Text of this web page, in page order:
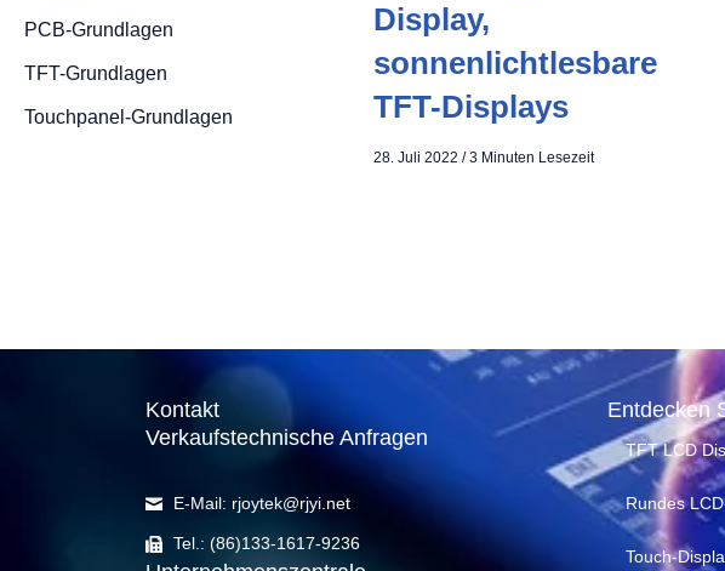
PCB-Grundlagen
TFT-Grundlagen
Touchpanel-Grundlagen
Display,
sonnenlichtlesbare
TFT-Displays
28. Juli 2022 /3 Minuten Lesezeit
Kontakt
Verkaufstechnische Anfragen
E-Mail: rjoytek@rjyi.net
Tel.: (86)133-1617-9236
Entdecken
TFT LCD
Rundes
Touch-